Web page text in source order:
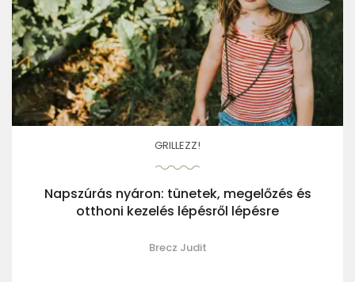
GRILLEZZ!
Napszúrás nyáron: tünetek, megelőzés és
otthoni kezelés lépésről lépésre
Brecz Judit